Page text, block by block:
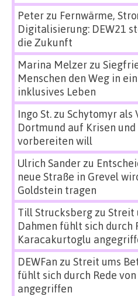
Peterzu Fernwärme,
Digitalisierung: DEW21
die Zukunft
Marina Melzerzu
Menschen den Weg in
inklusives Leben
Ingo St.zu Schytomyr als
Dortmund auf Krisen
vorbereiten will
Ulrich Sanderzu
neue Straße in Grevel
Goldstein tragen
Till Strucksbergzu Streit
Dahmen fühlt sich durch
Karacakurtoglu
DEWFan zu Streit ums
fühlt sich durch Rede
angegriffen